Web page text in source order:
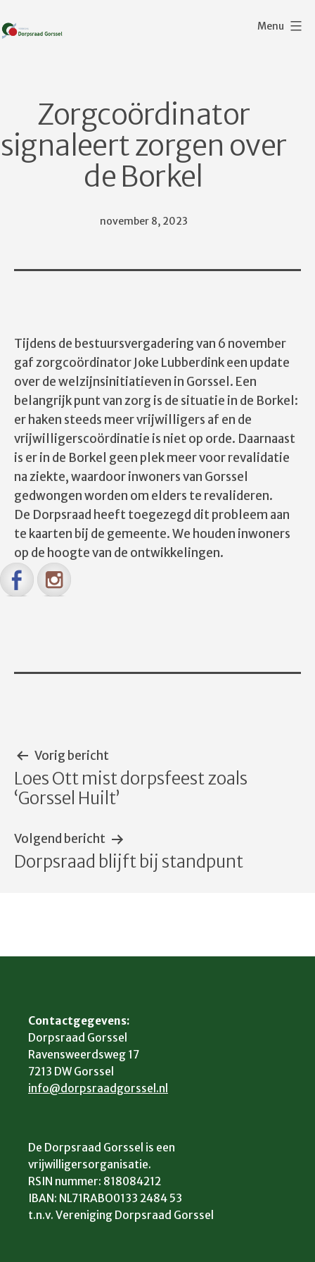
naar
Menu
Zorgcoördinator
signaleert zorgen over
de Borkel
Gepubliceerd
november 8, 2023
Tijdens de bestuursvergadering van 6 november
gaf zorgcoördinator Joke Lubberdink een update
over de welzijnsinitiatieven in Gorssel. Een
belangrijk punt van zorg is de situatie in de Borkel:
er haken steeds meer vrijwilligers af en de
vrijwilligerscoördinatie is niet op orde. Daarnaast
is er in de Borkel geen plek meer voor revalidatie
na ziekte, waardoor inwoners van Gorssel
gedwongen worden om elders te revalideren.
De Dorpsraad heeft toegezegd dit probleem aan
te kaarten bij de gemeente. We houden inwoners
op de hoogte van de ontwikkelingen.
Bericht
navigatie
Vorig bericht
Loes Ott mist dorpsfeest zoals
‘Gorssel Huilt’
Volgend bericht
Dorpsraad blijft bij standpunt
Contactgegevens:
Dorpsraad Gorssel
Ravensweerdsweg 17
7213 DW Gorssel
info@dorpsraadgorssel.nl
De Dorpsraad Gorssel is een
vrijwilligersorganisatie.
RSIN nummer: 818084212
IBAN: NL71RABO0133 2484 53
t.n.v. Vereniging Dorpsraad Gorssel